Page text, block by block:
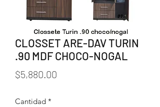
CLOSSET ARE-DAV TURIN
.90 MDF CHOCO-NOGAL
$5,880.00
Cantidad *